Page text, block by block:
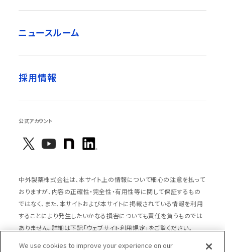
ニュースルーム
採用情報
公式アカウント
中外製薬株式会社は、本サイト上の情報について細心の注意を払って
おりますが、内容の正確性・完全性・有用性等に関して保証するもの
ではなく、また、本サイトおよび本サイトに掲載されている情報を利用
することにより発生したいかなる損害についても責任を負うものでは
ありません。詳細は下記「ウェブサイト利用規定」をご覧ください。
We use cookies to improve your experience on our